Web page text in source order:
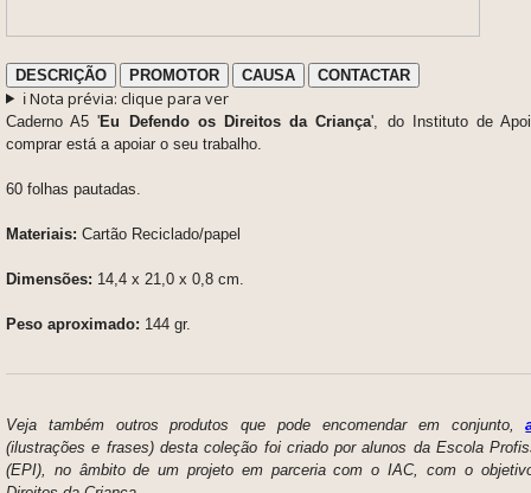
DESCRIÇÃO PROMOTOR CAUSA CONTACTAR
ℹ️ Nota prévia: clique para ver
Caderno A5 'Eu Defendo os Direitos da Criança' , do Instituto de
comprar está a apoiar o seu trabalho.
60 folhas pautadas.
Materiais: Cartão Reciclado/papel
Dimensões: 14,4 x 21,0 x 0,8 cm.
Peso aproximado: 144 gr.
Veja também outros produtos que pode encomendar em conjunto,
(ilustrações e frases) desta coleção foi criado por alunos da Escola
(EPI), no âmbito de um projeto em parceria com o IAC, com o